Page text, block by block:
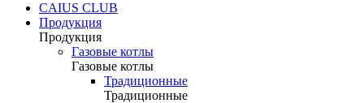
CAIUS CLUB
Продукция
Продукция
Газовые котлы
Газовые котлы
Традиционные
Традиционные